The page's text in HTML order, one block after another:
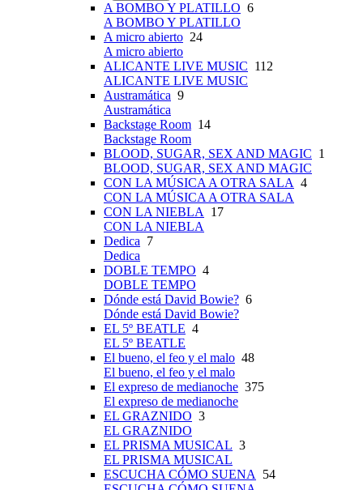
A BOMBO Y PLATILLO 6
A BOMBO Y PLATILLO
A micro abierto 24
A micro abierto
ALICANTE LIVE MUSIC 112
ALICANTE LIVE MUSIC
Austramática 9
Austramática
Backstage Room 14
Backstage Room
BLOOD, SUGAR, SEX AND MAGIC 1
BLOOD, SUGAR, SEX AND MAGIC
CON LA MÚSICA A OTRA SALA 4
CON LA MÚSICA A OTRA SALA
CON LA NIEBLA 17
CON LA NIEBLA
Dedica 7
Dedica
DOBLE TEMPO 4
DOBLE TEMPO
Dónde está David Bowie? 6
Dónde está David Bowie?
EL 5º BEATLE 4
EL 5º BEATLE
El bueno, el feo y el malo 48
El bueno, el feo y el malo
El expreso de medianoche 375
El expreso de medianoche
EL GRAZNIDO 3
EL GRAZNIDO
EL PRISMA MUSICAL 3
EL PRISMA MUSICAL
ESCUCHA CÓMO SUENA 54